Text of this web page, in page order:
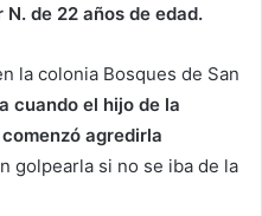
de 22 años de edad.
la colonia Bosques de San
a cuando el hijo de la
agredirla
golpearla si no se iba de la